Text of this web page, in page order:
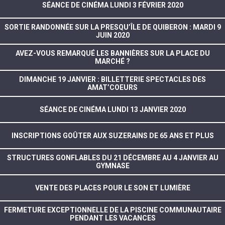
SÉANCE DE CINÉMA LUNDI 3 FÉVRIER 2020
SORTIE RANDONNÉE SUR LA PRESQU’ÎLE DE QUIBERON : MARDI 9
JUIN 2020
AVEZ-VOUS REMARQUÉ LES BANNIÈRES SUR LA PLACE DU
MARCHÉ ?
DIMANCHE 19 JANVIER : BILLETTERIE SPECTACLES DES
AMAT’COEURS
SÉANCE DE CINÉMA LUNDI 13 JANVIER 2020
INSCRIPTIONS GOÛTER AUX SUZERAINS DE 65 ANS ET PLUS
STRUCTURES GONFLABLES DU 21 DÉCEMBRE AU 4 JANVIER AU
GYMNASE
VENTE DES PLACES POUR LE SON ET LUMIÈRE
FERMETURE EXCEPTIONNELLE DE LA PISCINE COMMUNAUTAIRE
PENDANT LES VACANCES